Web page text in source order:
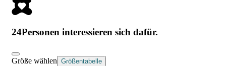
24Personen interessieren sich dafür.
Größe wählen Größentabelle